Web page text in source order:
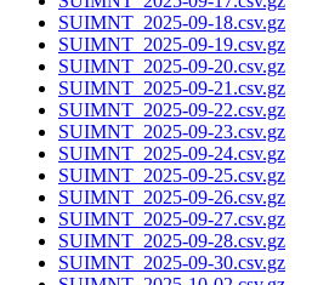
SUIMNT_2025-09-18.csv.gz
SUIMNT_2025-09-19.csv.gz
SUIMNT_2025-09-20.csv.gz
SUIMNT_2025-09-21.csv.gz
SUIMNT_2025-09-22.csv.gz
SUIMNT_2025-09-23.csv.gz
SUIMNT_2025-09-24.csv.gz
SUIMNT_2025-09-25.csv.gz
SUIMNT_2025-09-26.csv.gz
SUIMNT_2025-09-27.csv.gz
SUIMNT_2025-09-28.csv.gz
SUIMNT_2025-09-30.csv.gz